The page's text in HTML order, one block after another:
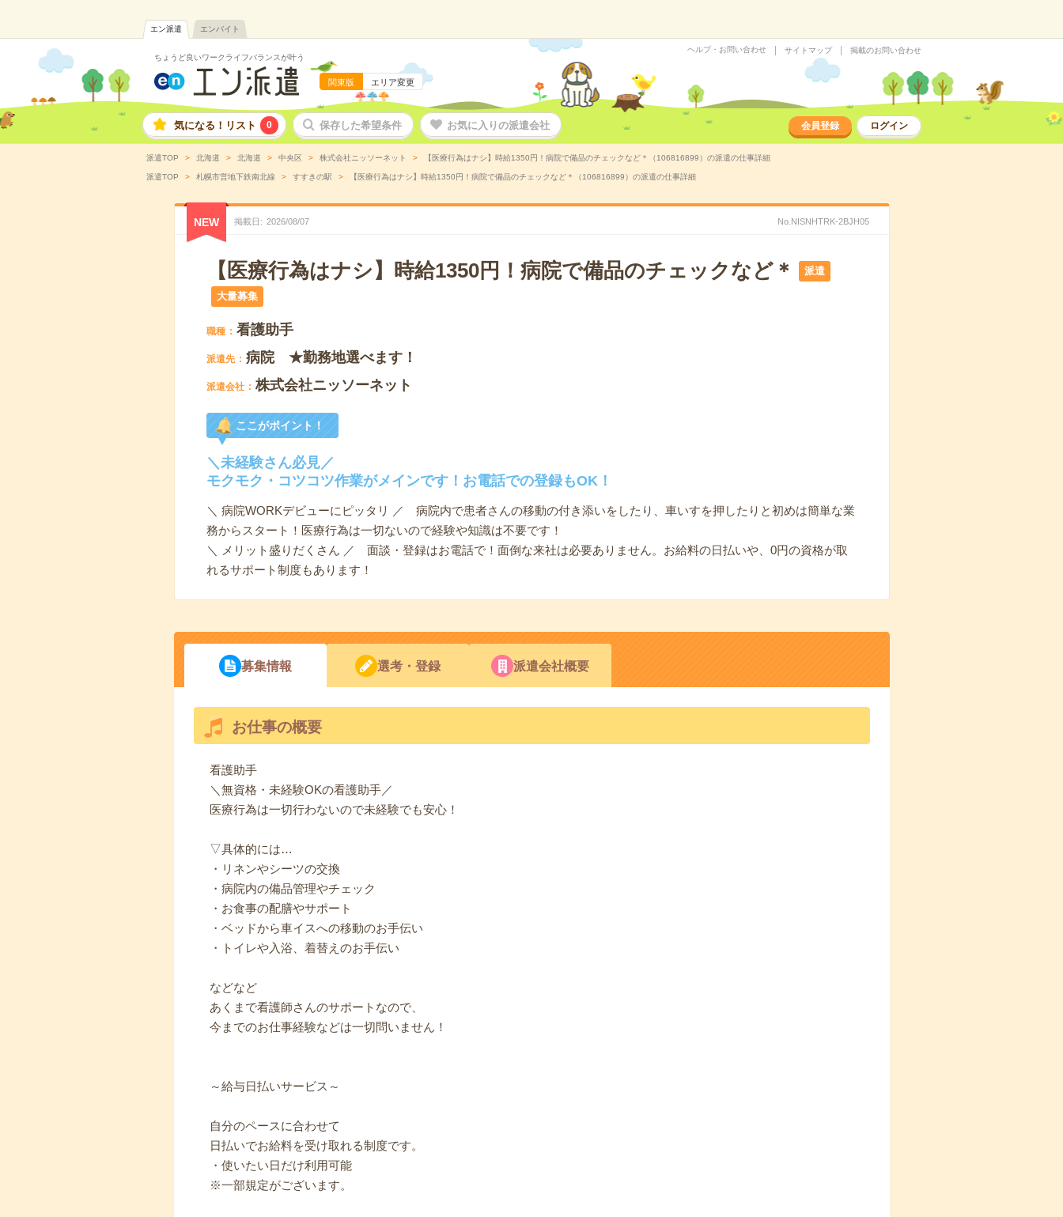
エン派遣 エンバイト
ちょうど良いワークライフバランスが叶う
関東版 エリア変更
ヘルプ・お問い合わせ サイトマップ 掲載のお問い合わせ
気になる！リスト 0 保存した希望条件 お気に入りの派遣会社 会員登録 ログイン
派遣TOP 北海道 北海道 中央区 株式会社ニッソーネット 【医療行為はナシ】時給1350円！病院で備品のチェックなど＊（106816899）の派遣の仕事詳細
派遣TOP 札幌市営地下鉄南北線 すすきの駅 【医療行為はナシ】時給1350円！病院で備品のチェックなど＊（106816899）の派遣の仕事詳細
NEW 掲載日 2026/08/07 No.NISNHTRK-2BJH05
【医療行為はナシ】時給1350円！病院で備品のチェックなど＊ 派遣
大量募集
職種 看護助手
派遣先 病院 ★勤務地選べます！
派遣会社 株式会社ニッソーネット
ここがポイント！
＼未経験さん必見／
モクモク・コツコツ作業がメインです！お電話での登録もOK！
＼ 病院WORKデビューにピッタリ ／ 病院内で患者さんの移動の付き添いをしたり、車いすを押したりと初めは簡単な業
務からスタート！医療行為は一切ないので経験や知識は不要です！
＼ メリット盛りだくさん ／ 面談・登録はお電話で！面倒な来社は必要ありません。お給料の日払いや、0円の資格が取
れるサポート制度もあります！
募集情報 選考・登録 派遣会社概要
お仕事の概要
看護助手
＼無資格・未経験OKの看護助手／
医療行為は一切行わないので未経験でも安心！
▽具体的には…
・リネンやシーツの交換
・病院内の備品管理やチェック
・お食事の配膳やサポート
・ベッドから車イスへの移動のお手伝い
・トイレや入浴、着替えのお手伝い
などなど
あくまで看護師さんのサポートなので、
今までのお仕事経験などは一切問いません！
～給与日払いサービス～
自分のペースに合わせて
日払いでお給料を受け取れる制度です。
・使いたい日だけ利用可能
※一部規定がございます。